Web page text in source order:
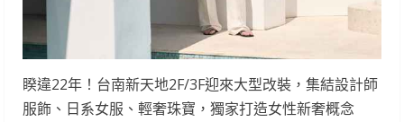
睽違22年！台南新天地2F/3F迎來大型改裝，集結設計師
服飾、日系女服、輕奢珠寶，獨家打造女性新奢概念